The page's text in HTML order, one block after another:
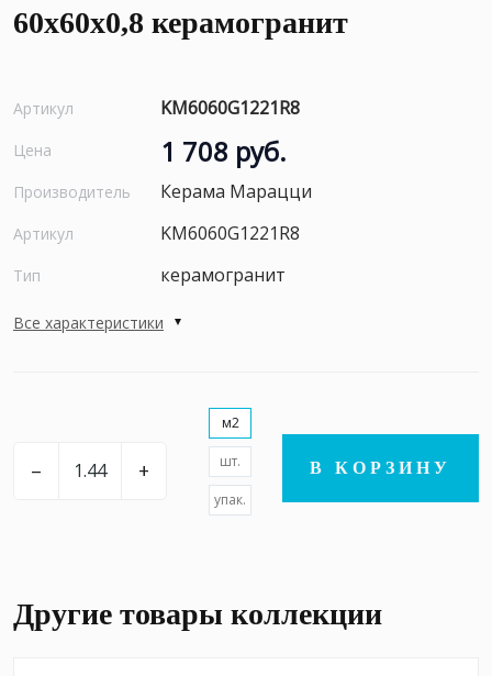
60x60x0,8 керамогранит
Артикул KM6060G1221R8
Цена 1 708 руб.
Производитель Керама Марацци
Артикул KM6060G1221R8
Тип керамогранит
Все характеристики
– +
м2
шт.
упак.
В КОРЗИНУ
Другие товары коллекции